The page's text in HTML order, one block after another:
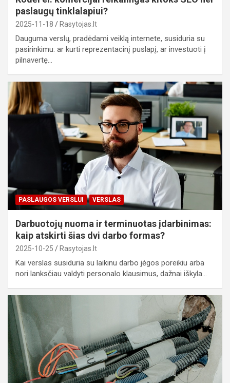
paslaugų tinklalapiui?
2025-11-18 Rasytojas.lt
Dauguma verslų, pradėdami veiklą internete, susiduria su
pasirinkimu: ar kurti reprezentacinį puslapį, ar investuoti į
pilnavertę…
PASLAUGOS VERSLUI VERSLAS
Darbuotojų nuoma ir terminuotas įdarbinimas:
kaip atskirti šias dvi darbo formas?
2025-10-25 Rasytojas.lt
Kai verslas susiduria su laikinu darbo jėgos poreikiu arba
nori lanksčiau valdyti personalo klausimus, dažnai iškyla…